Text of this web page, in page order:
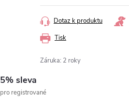
Tisk
Dotaz k produktu
Záruka: 2 roky
5% sleva
pro registrované